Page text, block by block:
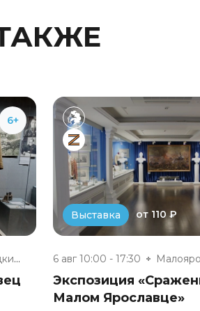
6+
Малоярославецкий военно-истори...
Выставка от 110 ₽
6 авг 10:00 - 17:30
Экспозиция
Малом Ярославце»